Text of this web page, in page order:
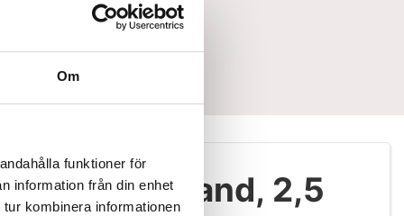
Om
funktioner för
information från din enhet
kombinera informationen
träningsband, 2,5